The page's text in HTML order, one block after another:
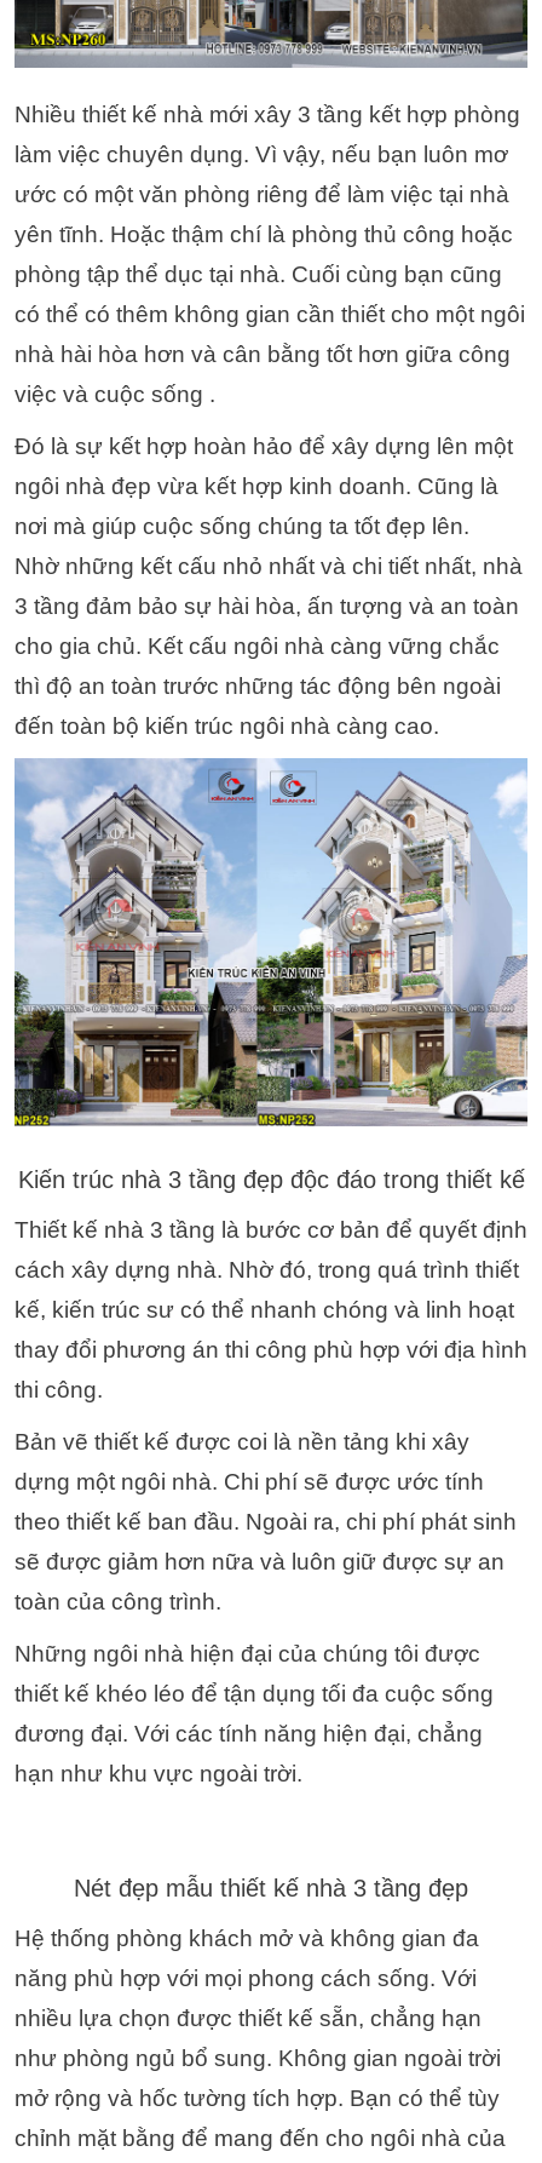
Nhiều thiết kế nhà mới xây 3 tầng kết hợp phòng
làm việc chuyên dụng. Vì vậy, nếu bạn luôn mơ
ước có một văn phòng riêng để làm việc tại nhà
yên tĩnh. Hoặc thậm chí là phòng thủ công hoặc
phòng tập thể dục tại nhà. Cuối cùng bạn cũng
có thể có thêm không gian cần thiết cho một ngôi
nhà hài hòa hơn và cân bằng tốt hơn giữa công
việc và cuộc sống .
Đó là sự kết hợp hoàn hảo để xây dựng lên một
ngôi nhà đẹp vừa kết hợp kinh doanh. Cũng là
nơi mà giúp cuộc sống chúng ta tốt đẹp lên.
Nhờ những kết cấu nhỏ nhất và chi tiết nhất, nhà
3 tầng đảm bảo sự hài hòa, ấn tượng và an toàn
cho gia chủ. Kết cấu ngôi nhà càng vững chắc
thì độ an toàn trước những tác động bên ngoài
đến toàn bộ kiến trúc ngôi nhà càng cao.
Kiến trúc nhà 3 tầng đẹp độc đáo trong thiết kế
Thiết kế nhà 3 tầng là bước cơ bản để quyết định
cách xây dựng nhà. Nhờ đó, trong quá trình thiết
kế, kiến trúc sư có thể nhanh chóng và linh hoạt
thay đổi phương án thi công phù hợp với địa hình
thi công.
Bản vẽ thiết kế được coi là nền tảng khi xây
dựng một ngôi nhà. Chi phí sẽ được ước tính
theo thiết kế ban đầu. Ngoài ra, chi phí phát sinh
sẽ được giảm hơn nữa và luôn giữ được sự an
toàn của công trình.
Những ngôi nhà hiện đại của chúng tôi được
thiết kế khéo léo để tận dụng tối đa cuộc sống
đương đại. Với các tính năng hiện đại, chẳng
hạn như khu vực ngoài trời.
Nét đẹp mẫu thiết kế nhà 3 tầng đẹp
Hệ thống phòng khách mở và không gian đa
năng phù hợp với mọi phong cách sống. Với
nhiều lựa chọn được thiết kế sẵn, chẳng hạn
như phòng ngủ bổ sung. Không gian ngoài trời
mở rộng và hốc tường tích hợp. Bạn có thể tùy
chỉnh mặt bằng để mang đến cho ngôi nhà của